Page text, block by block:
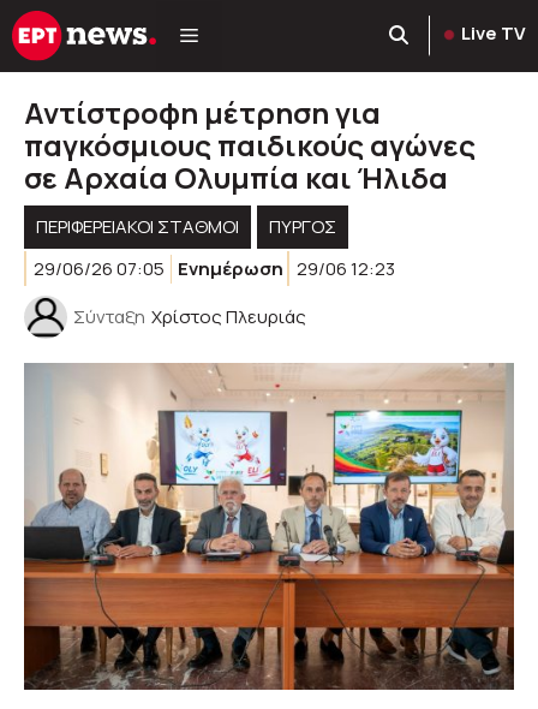
Μετάβαση
σε
Live TV
Αντίστροφη μέτρηση για
παγκόσμιους παιδικούς αγώνες
σε Αρχαία Ολυμπία και Ήλιδα
ΠΕΡΙΦΕΡΕΙΑΚΟΊ ΣΤΑΘΜΟΊ
ΠΥΡΓΟΣ
29/06/26 07:05
Ενημέρωση 29/06 12:23
Σύνταξη Χρίστος Πλευριάς